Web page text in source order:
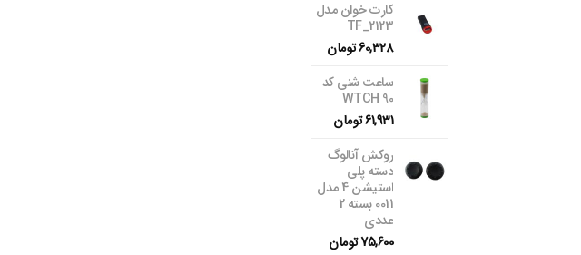
کارت خوان مدل
TF_2123
60,328تومان
ساعت شنی کد
WTCH 90
61,931تومان
روکش آنالوگ
دسته پلی
استیشن 4 مدل
0011 بسته 2
عددی
75,600تومان